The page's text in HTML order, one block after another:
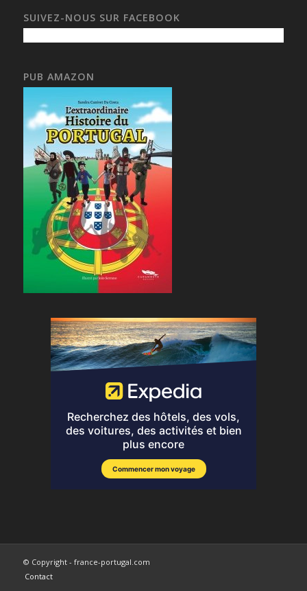
SUIVEZ-NOUS SUR FACEBOOK
PUB AMAZON
© Copyright - france-portugal.com
Contact